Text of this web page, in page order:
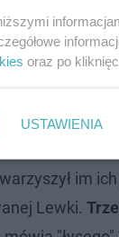
materiałów
Do
im
Lewki.
oraz po
USTAWIENIA